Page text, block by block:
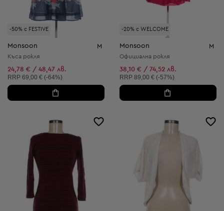
-50% с FESTIVE
Monsoon M
Къса рокля
24,78 € / 48,47 лв.
Препоръчителна цена:
RRP 69,00 € (-64%)
-20% с WELCOME
Monsoon M
Официална рокля
38,10 € / 74,52 лв.
Препоръчителна цена:
RRP 89,00 € (-57%)